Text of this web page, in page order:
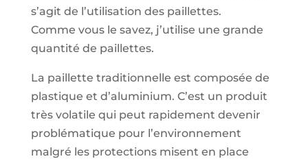
s’agit de l’utilisation des paillettes.
Comme vous le savez, j’utilise une grande
quantité de paillettes.
La paillette traditionnelle est composée de
plastique et d’aluminium. C’est un produit
très volatile qui peut rapidement devenir
problématique pour l’environnement
malgré les protections misent en place